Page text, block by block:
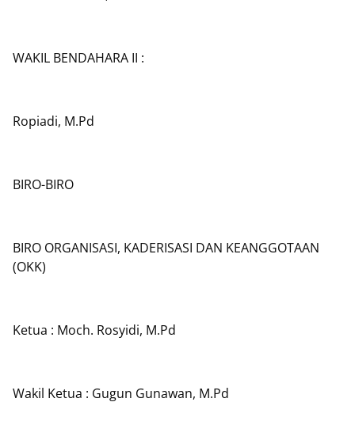
WAKIL BENDAHARA II :
Ropiadi, M.Pd
BIRO-BIRO
BIRO ORGANISASI, KADERISASI DAN KEANGGOTAAN
(OKK)
Ketua : Moch. Rosyidi, M.Pd
Wakil Ketua : Gugun Gunawan, M.Pd